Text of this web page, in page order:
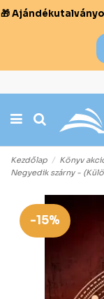
🎁
Kezdőlap Könyv
Negyedik szárny -
-15%